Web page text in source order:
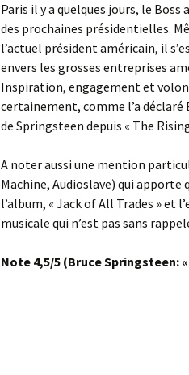
Paris il y a quelques jours, le
des prochaines présidentielles.
l’actuel président américain, il
envers les grosses entreprises
Inspiration, engagement et
certainement, comme l’a
de Springsteen depuis « The
A noter aussi une mention
Machine, Audioslave) qui apporte
l’album, « Jack of All Trades » et
musicale qui n’est pas sans
Note 4,5/5 (Bruce Springsteen: